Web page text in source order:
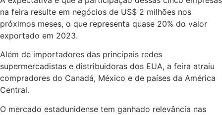
na feira resulte em negócios de US$ 2 milhões nos
próximos meses, o que representa quase 20% do valor
exportado em 2023.
Além de importadores das principais redes
supermercadistas e distribuidoras dos EUA, a feira atraiu
compradores do Canadá, México e de países da América
Central.
O mercado estadunidense tem ganhado relevância nas